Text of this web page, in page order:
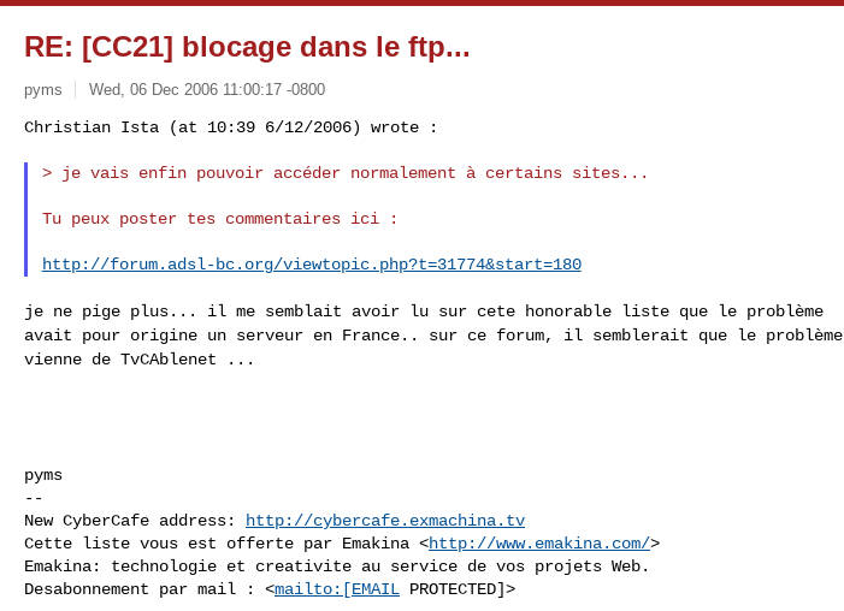
RE: [CC21] blocage dans le ftp...
pyms Wed, 06 Dec 2006 11:00:17 -0800
> je vais enfin pouvoir accéder normalement à certains sites...
Tu peux poster tes commentaires ici :
http://forum.adsl-bc.org/viewtopic.php?t=31774&start=180
je ne pige plus... il me semblait avoir lu sur cete honorable liste que le problème
avait pour origine un serveur en France.. sur ce forum, il semblerait que le problème
vienne de TvCAblenet ...
pyms
--
New CyberCafe address:
http://cybercafe.exmachina.tv
Cette liste vous est offerte par Emakina <http://www.emakina.com/>
Emakina: technologie et creativite au service de vos projets Web.
Desabonnement par mail : <mailto:[EMAIL PROTECTED]>